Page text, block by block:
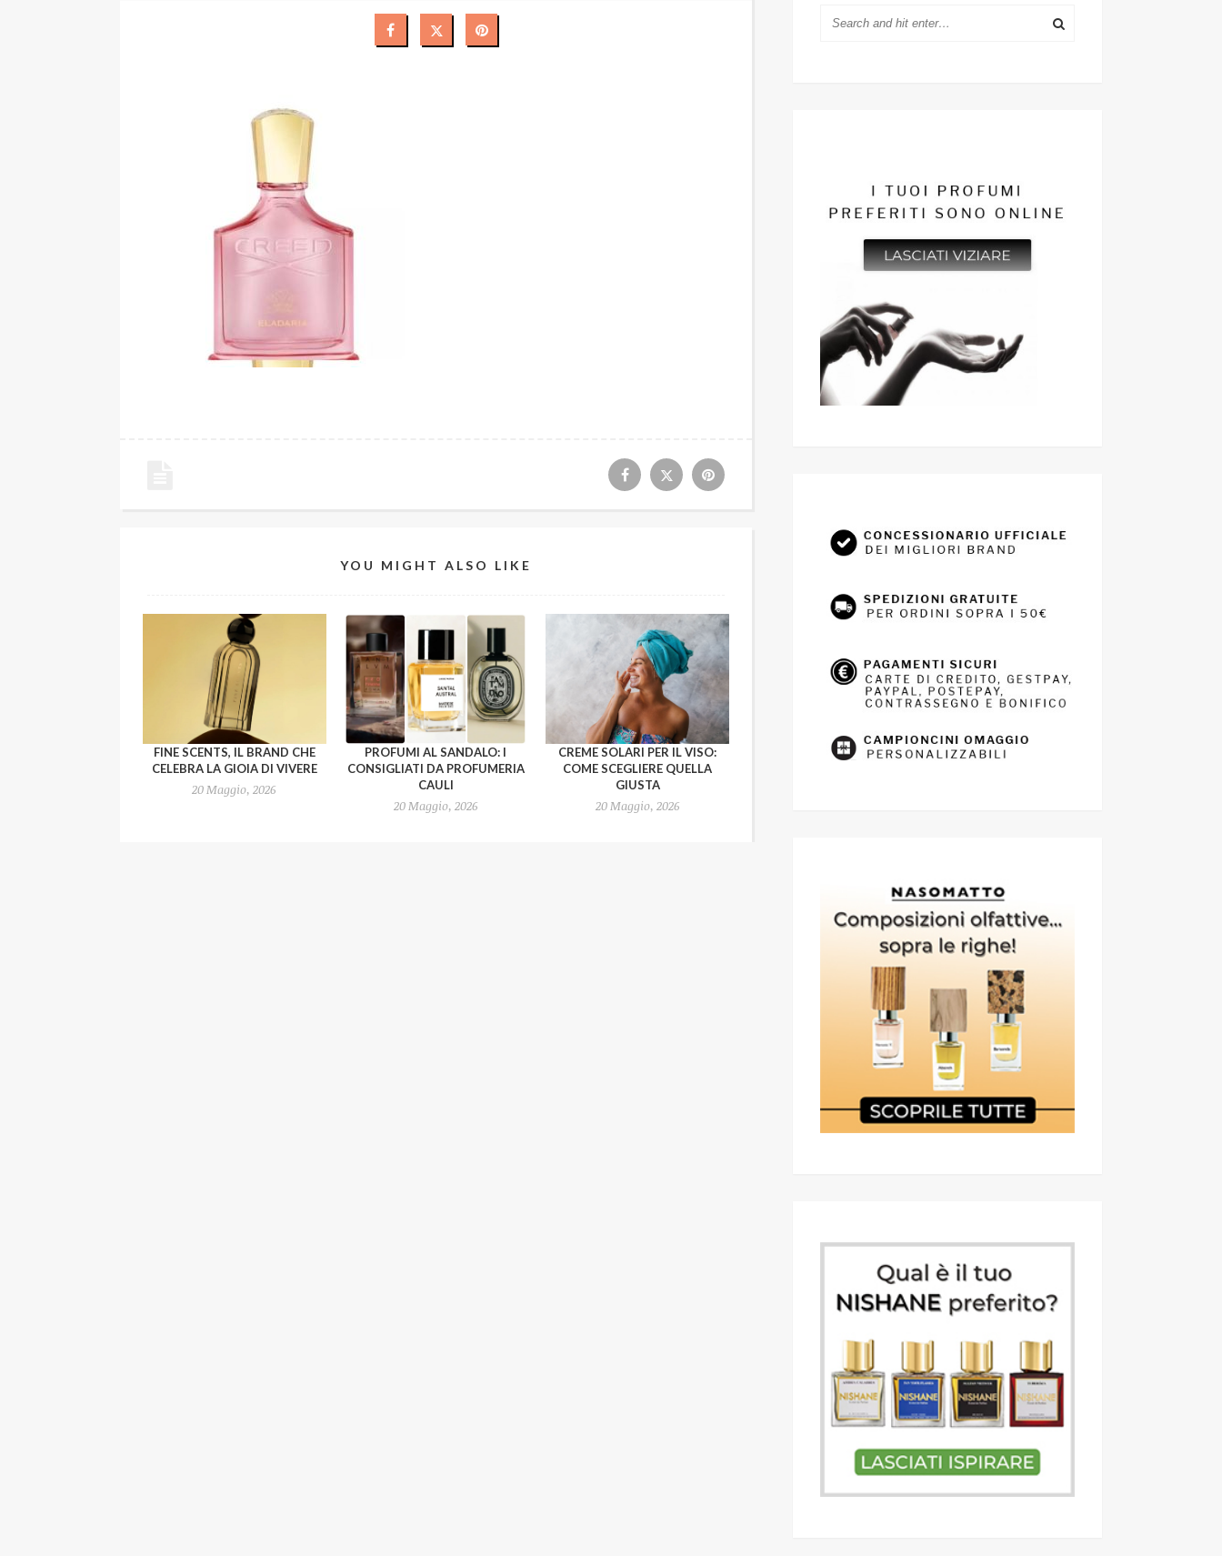
YOU MIGHT ALSO LIKE
FINE SCENTS, IL BRAND CHE
CELEBRA LA GIOIA DI VIVERE
20 Maggio, 2026
PROFUMI AL SANDALO: I
CONSIGLIATI DA PROFUMERIA
CAULI
20 Maggio, 2026
CREME SOLARI PER IL VISO:
COME SCEGLIERE QUELLA
GIUSTA
20 Maggio, 2026